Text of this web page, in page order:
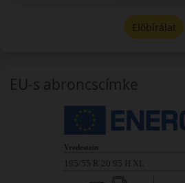
Előbírálat
EU-s abroncscímke